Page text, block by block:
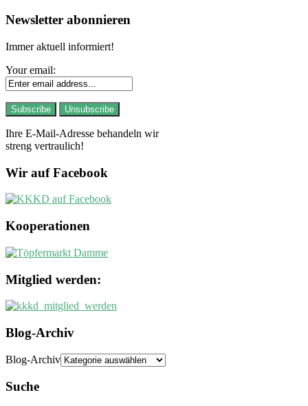
Newsletter abonnieren
Immer aktuell informiert!
Your email:
Ihre E-Mail-Adresse behandeln wir
streng vertraulich!
Wir auf Facebook
Kooperationen
Mitglied werden:
Blog-Archiv
Blog-Archiv
Suche